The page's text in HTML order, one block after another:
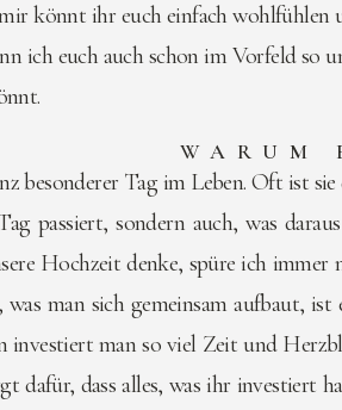
könnt ihr euch einfach
ich euch auch schon im Vorfeld so
WARUM
besonderer Tag im Leben. Oft ist
passiert, sondern auch, was
Hochzeit denke, spüre ich
man sich gemeinsam aufbaut,
investiert man so viel Zeit und
dafür, dass alles, was ihr